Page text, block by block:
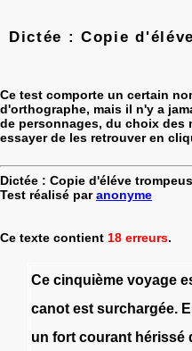
Dictée : Copie
Ce test comporte un certain
d'orthographe, mais il n'y a
de personnages, du choix des
essayer de les retrouver en
Dictée : Copie d'éléve
Test réalisé paranonyme
Ce texte contient 18 erreurs.
Ce cinquième voyage
canot est surchargée.
un fort courant hérissé